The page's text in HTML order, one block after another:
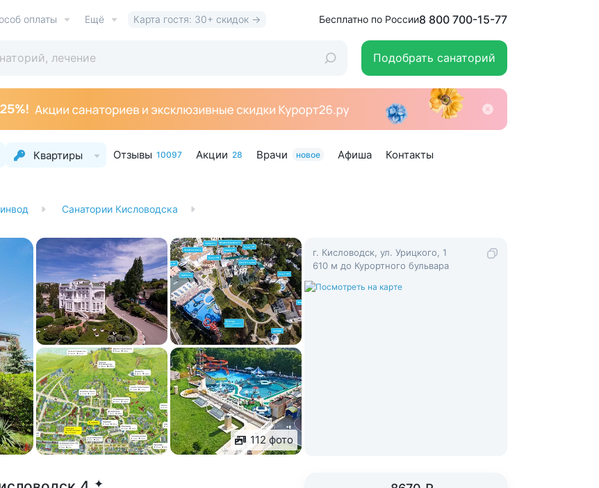
оплаты Ещё Карта гостя: 30+ скидок → Бесплатно по России8 800 700-15-77
Подобрать санаторий
Квартиры Отзывы 10097 Акции 28 Врачи новое Афиша Контакты
Санатории Кисловодска
112 фото
г. Кисловодск, ул. Урицкого, 1
610 м до Курортного бульвара
✦